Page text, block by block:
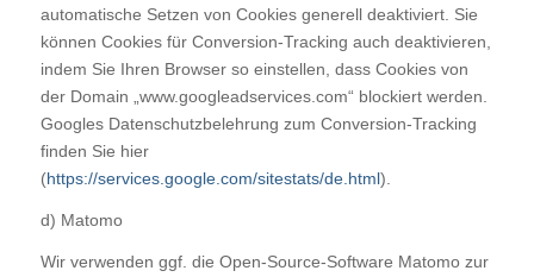
automatische Setzen von Cookies generell deaktiviert. Sie
können Cookies für Conversion-Tracking auch deaktivieren,
indem Sie Ihren Browser so einstellen, dass Cookies von
der Domain „www.googleadservices.com“ blockiert werden.
Googles Datenschutzbelehrung zum Conversion-Tracking
finden Sie hier
(https://services.google.com/sitestats/de.html).
d) Matomo
Wir verwenden ggf. die Open-Source-Software Matomo zur